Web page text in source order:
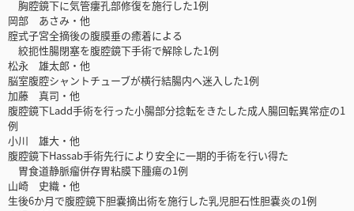
胸腔鏡下に気管瘻孔部修復を施行した1例
岡部 あさみ・他
腟式子宮全摘後の腹膜垂の癒着による
絞扼性腸閉塞を腹腔鏡下手術で解除した1例
松永 雄太郎・他
脳室腹腔シャントチューブが横行結腸内へ迷入した1例
加藤 真司・他
腹腔鏡下Ladd手術を行った小腸部分捻転をきたした成人腸回転異常症の1
例
小川 雄大・他
腹腔鏡下Hassab手術先行により安全に一期的手術を行い得た
胃食道静脈瘤併存胃粘膜下腫瘍の1例
山崎 史織・他
生後6か月で腹腔鏡下胆嚢摘出術を施行した乳児胆石性胆嚢炎の1例